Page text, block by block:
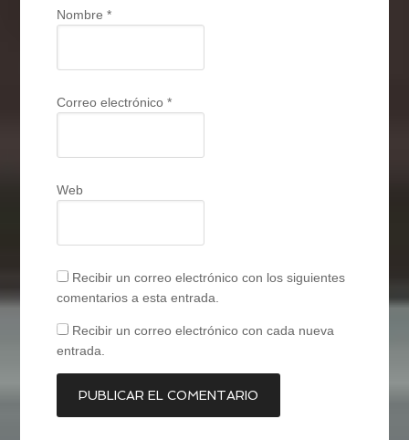
Nombre*
Correo electrónico*
Web
Recibir un correo electrónico con los siguientes
comentarios a esta entrada.
Recibir un correo electrónico con cada nueva
entrada.